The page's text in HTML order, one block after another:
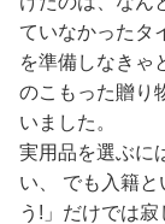
ていなかったタ
を準備しなきゃ
のこもった贈り
いました。
実用品を選ぶに
い、 でも入籍
う!」だけでは